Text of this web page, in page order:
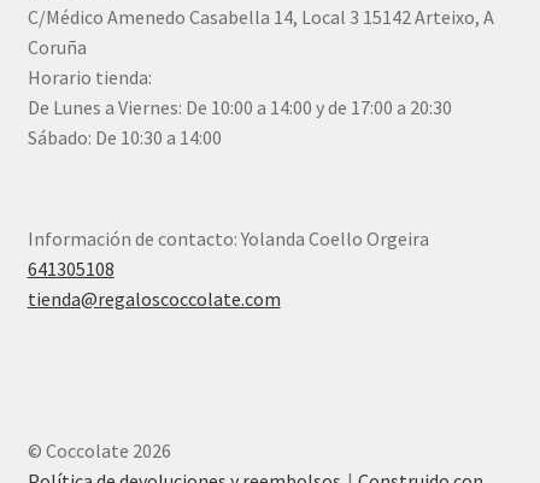
C/Médico Amenedo Casabella 14, Local 3 15142 Arteixo, A
Coruña
Horario tienda:
De Lunes a Viernes: De 10:00 a 14:00 y de 17:00 a 20:30
Sábado: De 10:30 a 14:00
Información de contacto: Yolanda Coello Orgeira
641305108
tienda@regaloscoccolate.com
© Coccolate 2026